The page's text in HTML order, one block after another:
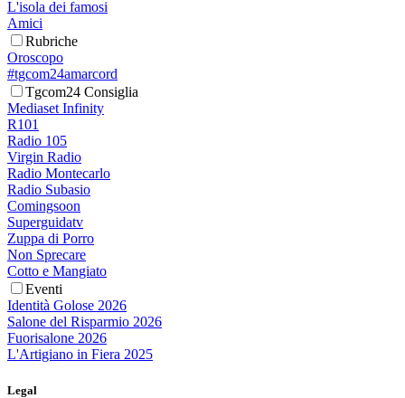
L'isola dei famosi
Amici
Rubriche
Oroscopo
#tgcom24amarcord
Tgcom24 Consiglia
Mediaset Infinity
R101
Radio 105
Virgin Radio
Radio Montecarlo
Radio Subasio
Comingsoon
Superguidatv
Zuppa di Porro
Non Sprecare
Cotto e Mangiato
Eventi
Identità Golose 2026
Salone del Risparmio 2026
Fuorisalone 2026
L'Artigiano in Fiera 2025
Legal